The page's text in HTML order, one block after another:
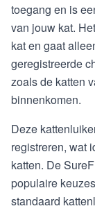
toegang en is
van jouw kat.
kat en gaat
geregistreerde
zoals de katten
binnenkomen.
Deze
registreren, wat
katten. De
populaire
standaard